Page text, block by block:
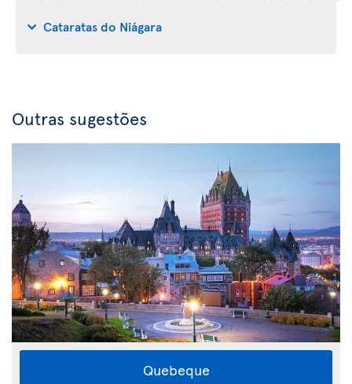
Cataratas do Niágara
Outras sugestões
Quebeque